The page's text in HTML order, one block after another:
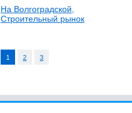
На Волгоградской,
Строительный рынок
1 2 3